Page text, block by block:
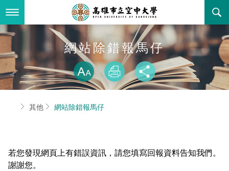
到
要
內最新消息
全部公告
教務公告
學系公告
活動研習
關於本校
空大簡介
立案證明
空大有利的學習條件
本校位置
資訊圖像化專區
行政單位
行政單位簡介
校長室
學術單位
通識教育中心
其他好站
校務資訊
網站除錯報馬仔
略過字型切
放大
列印 分享
首頁其他 網站除錯報馬仔
若您發現網頁上有錯誤資訊，請您填寫回報資料告知我們。
謝謝您。